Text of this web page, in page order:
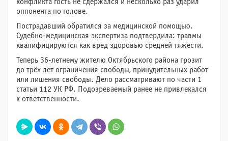
конфликта гость не сдержался и несколько раз ударил
оппонента по голове.
Пострадавший обратился за медицинской помощью.
Судебно-медицинская экспертиза подтвердила: травмы
квалифицируются как вред здоровью средней тяжести.
Теперь 36-летнему жителю Октябрьского района грозит
до трёх лет ограничения свободы, принудительных работ
или лишения свободы. Дело рассматривают по части 1
статьи 112 УК РФ. Подозреваемый ранее не привлекался
к ответственности.